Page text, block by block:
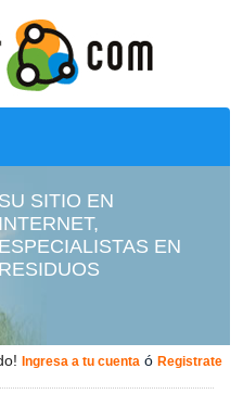
SU SITIO EN
ESPECIALISTAS EN
RESIDUOS
Ingresa a tu cuenta ó Registrate